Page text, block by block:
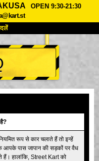
OPEN 9:30-21:30
कीमत
टोक्यो अकीहबारा#1
टोक्यो शिबुया
रूप से कार चलाते हैं तो इन्हें
आपके पास जापान की सड़कों पर वैध
हालांकि, Street Kart को